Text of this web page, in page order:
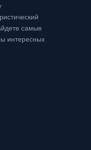
самые
интересных